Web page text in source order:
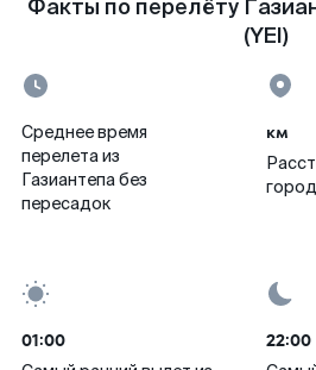
Факты по перелёту
(YEI)
Среднее время
перелета из
Газиантепа без
пересадок
км
01:00 22:00